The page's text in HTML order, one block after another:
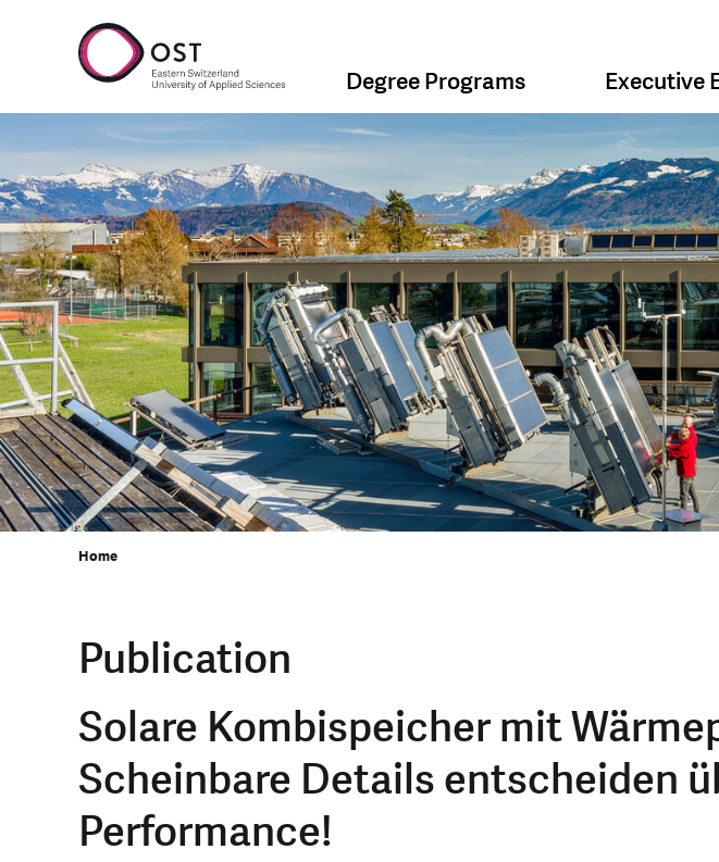
Degree Programs Executive
Home
Publication
Solare Kombispeicher mit
Scheinbare Details entscheiden
Performance!